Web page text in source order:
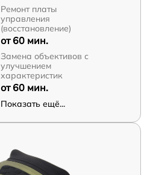
Ремонт платы
управления
(восстановление)
от 60 мин.
Замена объективов с
улучшением
характеристик
от 60 мин.
Показать ещё...